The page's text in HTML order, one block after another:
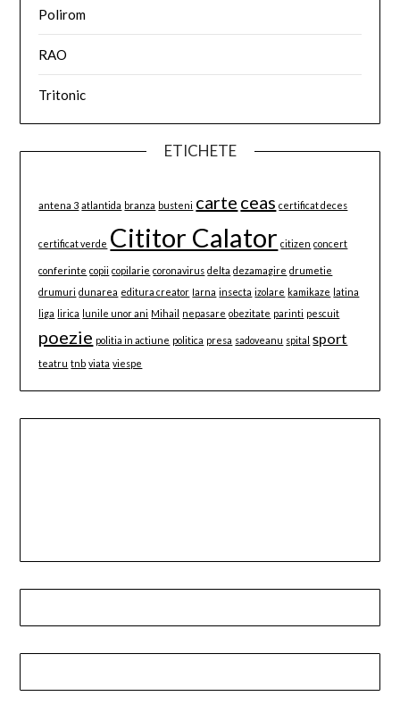
Polirom
RAO
Tritonic
ETICHETE
antena 3 atlantida branza busteni carte ceas certificat deces
certificat verde Cititor Calator citizen concert
conferinte copii copilarie coronavirus delta dezamagire drumetie
drumuri dunarea editura creator Iarna insecta izolare kamikaze latina
liga lirica lunile unor ani Mihail nepasare obezitate parinti pescuit
poezie politia in actiune politica presa sadoveanu spital sport
teatru tnb viata viespe